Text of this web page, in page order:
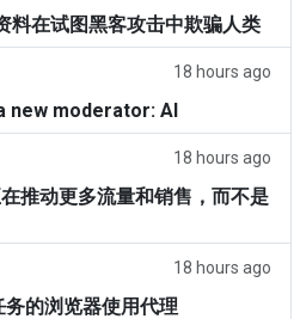
在试图黑客攻击中欺骗人类
18 hours ago
new moderator: AI
18 hours ago
推动更多流量和销售，而不是
18 hours ago
的浏览器使用代理